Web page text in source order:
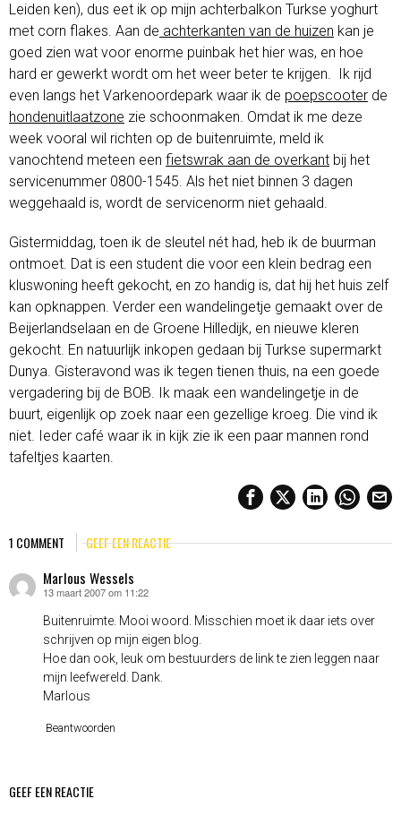
Leiden ken), dus eet ik op mijn achterbalkon Turkse yoghurt
met corn flakes. Aan de achterkanten van de huizen kan je
goed zien wat voor enorme puinbak het hier was, en hoe
hard er gewerkt wordt om het weer beter te krijgen. Ik rijd
even langs het Varkenoordepark waar ik de poepscooter de
hondenuitlaatzone zie schoonmaken. Omdat ik me deze
week vooral wil richten op de buitenruimte, meld ik
vanochtend meteen een fietswrak aan de overkant bij het
servicenummer 0800-1545. Als het niet binnen 3 dagen
weggehaald is, wordt de servicenorm niet gehaald.
Gistermiddag, toen ik de sleutel nét had, heb ik de buurman
ontmoet. Dat is een student die voor een klein bedrag een
kluswoning heeft gekocht, en zo handig is, dat hij het huis zelf
kan opknappen. Verder een wandelingetje gemaakt over de
Beijerlandselaan en de Groene Hilledijk, en nieuwe kleren
gekocht. En natuurlijk inkopen gedaan bij Turkse supermarkt
Dunya. Gisteravond was ik tegen tienen thuis, na een goede
vergadering bij de BOB. Ik maak een wandelingetje in de
buurt, eigenlijk op zoek naar een gezellige kroeg. Die vind ik
niet. Ieder café waar ik in kijk zie ik een paar mannen rond
tafeltjes kaarten.
1 COMMENT GEEF EEN REACTIE
Marlous Wessels
schreef:
13 maart 2007 om 11:22
Buitenruimte. Mooi woord. Misschien moet ik daar iets over
schrijven op mijn eigen blog.
Hoe dan ook, leuk om bestuurders de link te zien leggen naar
mijn leefwereld. Dank.
Marlous
Beantwoorden
GEEF EEN REACTIE